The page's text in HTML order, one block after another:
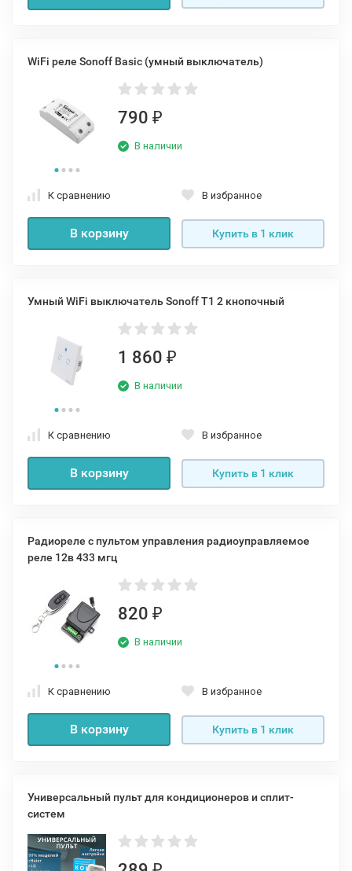
WiFi реле Sonoff Basic (умный выключатель)
790 ₽
В наличии
К сравнению В избранное
В корзину Купить в 1 клик
Умный WiFi выключатель Sonoff T1 2 кнопочный
1 860 ₽
В наличии
К сравнению В избранное
В корзину Купить в 1 клик
Радиореле с пультом управления радиоуправляемое
реле 12в 433 мгц
820 ₽
В наличии
К сравнению В избранное
В корзину Купить в 1 клик
Универсальный пульт для кондиционеров и сплит-
систем